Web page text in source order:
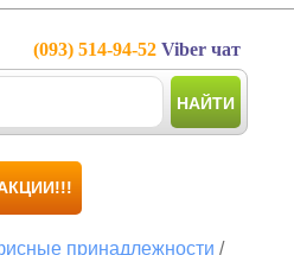
(093) 514-94-52 Viber чат
НАЙТИ
принадлежности /